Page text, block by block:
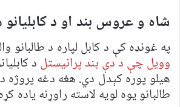
شاه و عروس بند او د
په غونډه کې د کابل لپاره د طالبانو
وویل چې د دې بند پرانیستل د
هيلو پوره کېدل دي. هغه دغه پروژه د
طالبانو یوه لویه لاسته راوړنه یاده